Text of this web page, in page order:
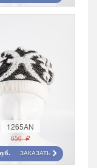
1265AN
650 r
ЗАКАЗАТЬ